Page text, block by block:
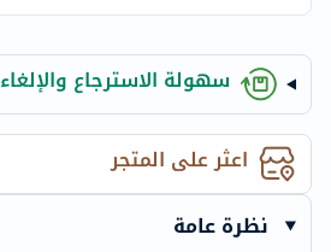
سهولة الاسترجاع والإلغاء
اعثر على المتجر
نظرة عامة